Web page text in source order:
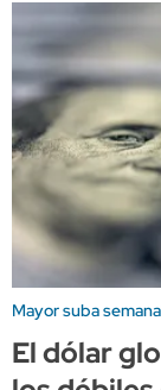
Mayor suba
El dólar